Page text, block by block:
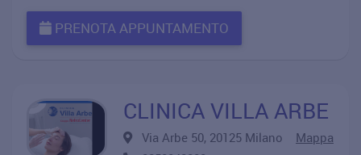
PRENOTA APPUNTAMENTO
CLINICA VILLA ARBE
Via Arbe 50, 20125 Milano Mappa